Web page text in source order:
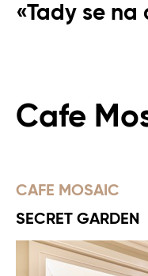
«Tady se na
Cafe
CAFE MOSAIC
SECRET GARDEN